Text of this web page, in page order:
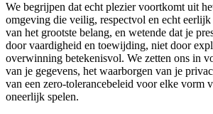
We begrijpen dat echt plezier voortkomt uit
omgeving die veilig, respectvol en echt eerlijk
van het grootste belang, en wetende dat je
door vaardigheid en toewijding, niet door
overwinning betekenisvol. We zetten ons in
van je gegevens, het waarborgen van je
van een zero-tolerancebeleid voor elke vorm
oneerlijk spelen.